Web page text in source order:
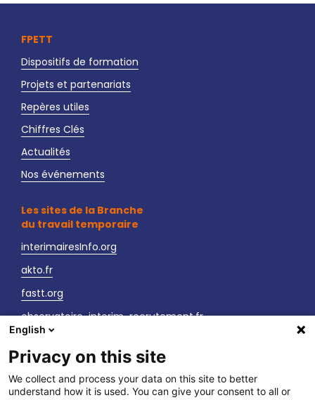
FPETT
Dispositifs de formation
Projets et partenariats
Repères utiles
Chiffres Clés
Actualités
Nos événements
Les sites de la Branche
du travail temporaire
interimairesInfo.org
akto.fr
fastt.org
observatoire-interim-recrutement.fr
sante-securite-interim.fr
Nous contacter
LinkedIn
English
Privacy on this site
We collect and process your data on this site to better
understand how it is used. You can give your consent to all or